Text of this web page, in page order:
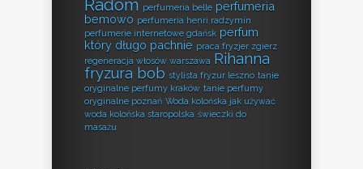
Radom perfumeria belle perfumeria
bemowo perfumeria henri radzymin
perfumerie internetowe gdańsk perfum
który długo pachnie praca fryzjer zgierz
regeneracja włosów warszawa Rihanna
fryzura bob stylista fryzur leszno tanie
oryginalne perfumy kraków tanie perfumy
oryginalne poznań Woda kolońska jak używać
woda kolońska staropolska świeczki do
masażu